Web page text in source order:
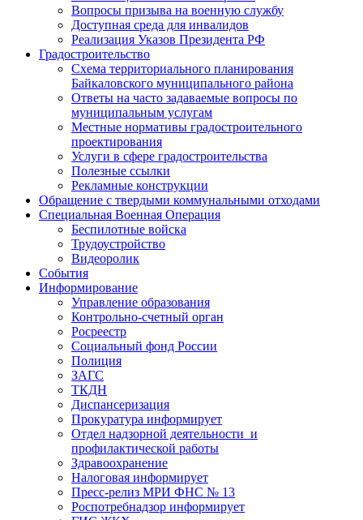
Вопросы призыва на военную службу
Доступная среда для инвалидов
Реализация Указов Президента РФ
Градостроительство
Схема территориального планирования
Байкаловского муниципального района
Ответы на часто задаваемые вопросы по
муниципальным услугам
Местные нормативы градостроительного
проектирования
Услуги в сфере градостроительства
Полезные ссылки
Рекламные конструкции
Обращение с твердыми коммунальными отходами
Специальная Военная Операция
Беспилотные войска
Трудоустройство
Видеоролик
События
Информирование
Управление образования
Контрольно-счетный орган
Росреестр
Социальный фонд России
Полиция
ЗАГС
ТКДН
Диспансеризация
Прокуратура информирует
Отдел надзорной деятельности и
профилактической работы
Здравоохранение
Налоговая информирует
Пресс-релиз МРИ ФНС № 13
Роспотребнадзор информирует